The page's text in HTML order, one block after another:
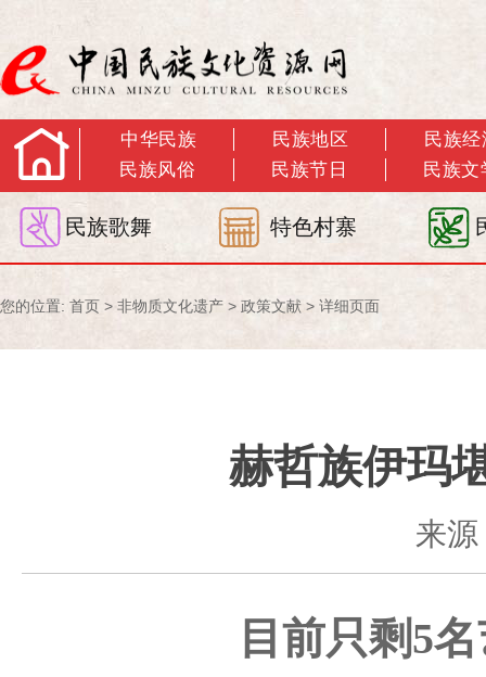
中华民族 民族地区
民族经
民族风俗
民族节日 民族文
民族歌舞 特色村寨
您的位置: 首页 > 非物质文化遗产 > 政策文献 > 详细页面
赫哲族伊玛
来
目前只剩5